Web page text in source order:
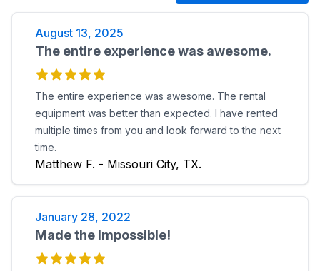
August 13, 2025
The entire experience was awesome.
The entire experience was awesome. The rental
equipment was better than expected. I have rented
multiple times from you and look forward to the next
time.
Matthew F. - Missouri City, TX.
January 28, 2022
Made the Impossible!